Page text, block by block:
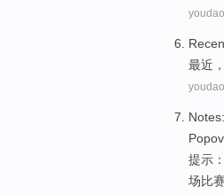
youdao
最近
youdao
Notes:
提示 ：
场比